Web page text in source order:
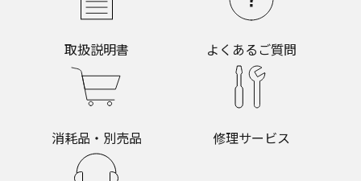
取扱説明書 よくあるご質問
消耗品・別売品 修理サービス